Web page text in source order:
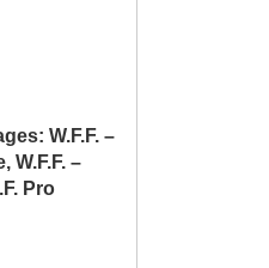
W.F.F. –
W.F.F. –
Pro